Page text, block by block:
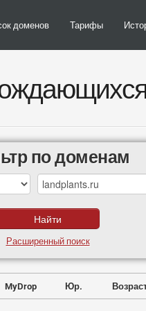
доменов Тарифы
по доменам
Расширенный поиск
MyDrop Юр.